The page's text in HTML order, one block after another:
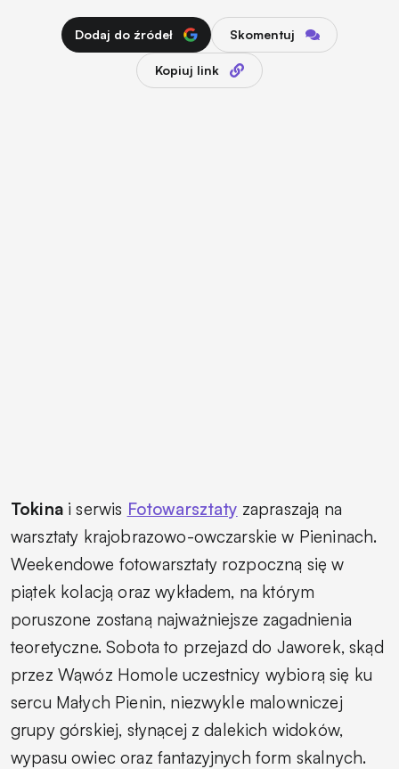
Dodaj do źródeł Skomentuj
Kopiuj link
Tokinai serwis Fotowarsztaty zapraszają na
warsztaty krajobrazowo-owczarskie w Pieninach.
Weekendowe fotowarsztaty rozpoczną się w
piątek kolacją oraz wykładem, na którym
poruszone zostaną najważniejsze zagadnienia
teoretyczne. Sobota to przejazd do Jaworek, skąd
przez Wąwóz Homole uczestnicy wybiorą się ku
sercu Małych Pienin, niezwykle malowniczej
grupy górskiej, słynącej z dalekich widoków,
wypasu owiec oraz fantazyjnych form skalnych.